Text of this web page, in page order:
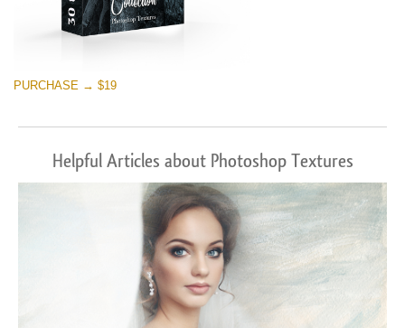
PURCHASE → $19
Helpful Articles about Photoshop Textures